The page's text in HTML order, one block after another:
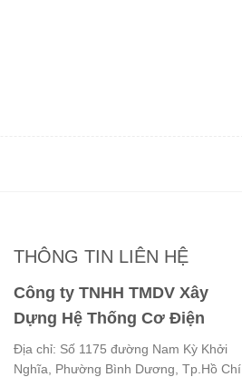
THÔNG TIN LIÊN HỆ
Công ty TNHH TMDV Xây
Dựng Hệ Thống Cơ Điện
Địa chỉ: Số 1175 đường Nam Kỳ Khởi
Nghĩa, Phường Bình Dương, Tp.Hồ Chí